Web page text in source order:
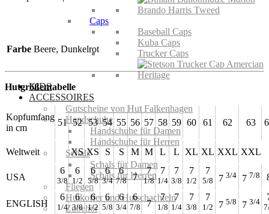
Caps
Baseball Caps
Kuba Caps
Trucker Caps
KIDS
ACCESSOIRES
Gutscheine von Hut Falkenhagen
Handschuhe
Handschuhe für Damen
Handschuhe für Herren
Schals
Schals für Damen
Schals für Herren
Fliegen
Hutkoffer und Hutschachteln
Zubehör
Farbe Beere, Dunkelrot
Hutgrößentabelle
Kopfumfang
in cm
51 52 53 54 55 56 57 58 59 60 61 62 63
Weltweit XS XS S S M M L L XL XL XXL XXL
USA
6
3/8
6
1/2
6
5/8
6
3/4
6
7/8 7
7
1/8
7
1/4
7
3/8
7
1/2
7
5/8 7 3/4 7 7/8
ENGLISH
6
1/4
6
3/8
6
1/2
6
5/8
6
3/4
6
7/8 7
7
1/8
7
1/4
7
3/8
7
1/2 7 5/8 7 3/4